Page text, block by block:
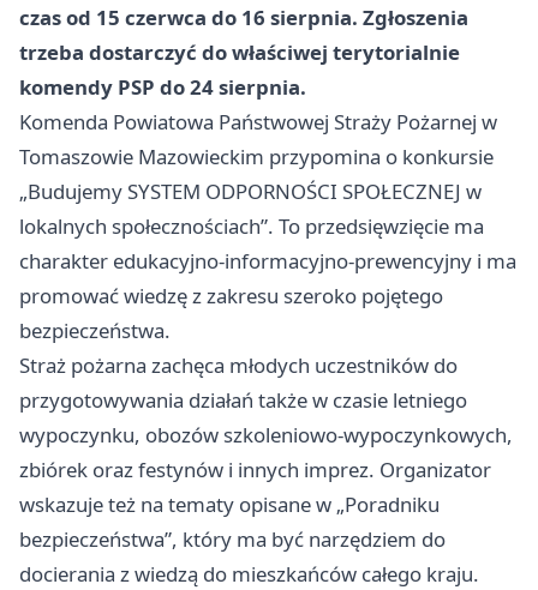
czas od 15 czerwca do 16 sierpnia. Zgłoszenia
trzeba dostarczyć do właściwej terytorialnie
komendy PSP do24 sierpnia.
Komenda Powiatowa Państwowej Straży Pożarnej w
Tomaszowie Mazowieckim przypomina o konkursie
„Budujemy SYSTEM ODPORNOŚCI SPOŁECZNEJ w
lokalnych społecznościach”. To przedsięwzięcie ma
charakter edukacyjno-informacyjno-prewencyjny i ma
promować wiedzę z zakresu szeroko pojętego
bezpieczeństwa.
Straż pożarna zachęca młodych uczestników do
przygotowywania działań także w czasie letniego
wypoczynku, obozów szkoleniowo-wypoczynkowych,
zbiórek oraz festynów i innych imprez. Organizator
wskazuje też na tematy opisane w „Poradniku
bezpieczeństwa”, który ma być narzędziem do
docierania z wiedzą do mieszkańców całego kraju.